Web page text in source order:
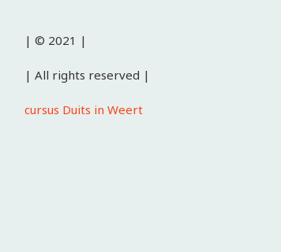
| © 2021 |
| All rights reserved |
cursus Duits in Weert